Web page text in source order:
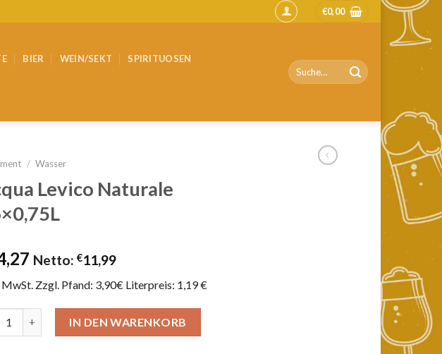
€0,00
BIER WEIN/SEKT SPIRITUOSEN
Suche
nach:
/ Wasser
Levico Naturale
Netto: €11,99
Zzgl. Pfand: 3,90€ Literpreis: 1,19 €
Levico Naturale 16x0,75L Menge
IN DEN WARENKORB